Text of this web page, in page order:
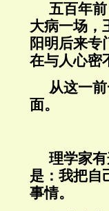
五百年
大病一场，
阳明后来专
在与人心密
从这一
面。
理学家
是：我把自
事情。